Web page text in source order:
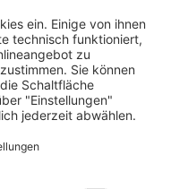
finden Sie bei uns
Absperrtechnik,
Bau- und
uns